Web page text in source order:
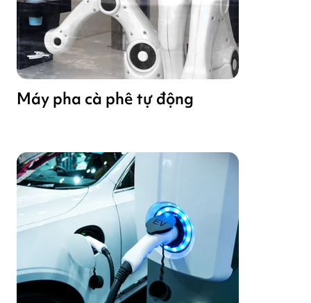
Máy pha cà phê tự động